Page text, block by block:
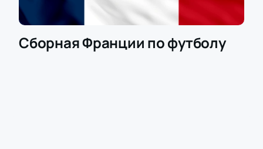
Сборная Франции по футболу